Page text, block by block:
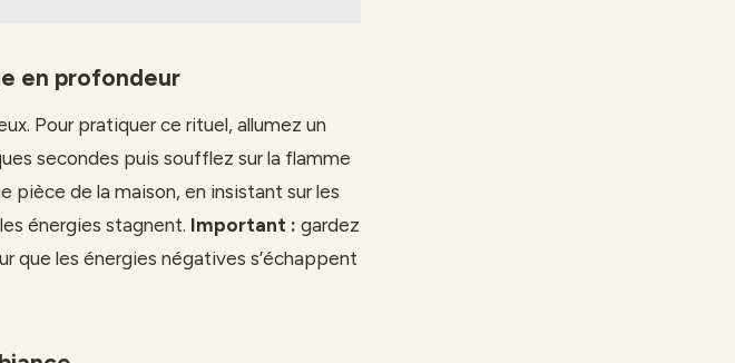
en profondeur
Pour pratiquer ce rituel, allumez un
secondes puis soufflez sur la flamme
pièce de la maison, en insistant sur les
énergies stagnent. Important : gardez
que les énergies négatives s’échappent